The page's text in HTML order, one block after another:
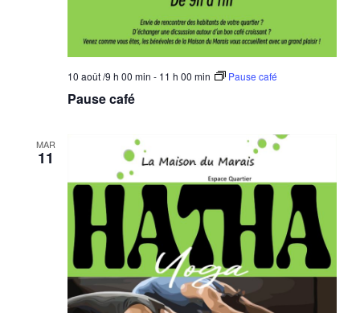
Pause café
10 août /9 h 00 min - 11 h 00 min Pause café
MAR
11